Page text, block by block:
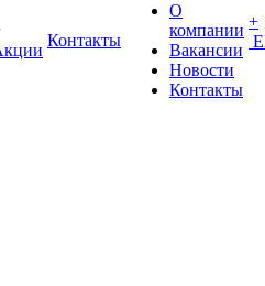
Контакты
О
компании
Вакансии
Новости
Контакты
+